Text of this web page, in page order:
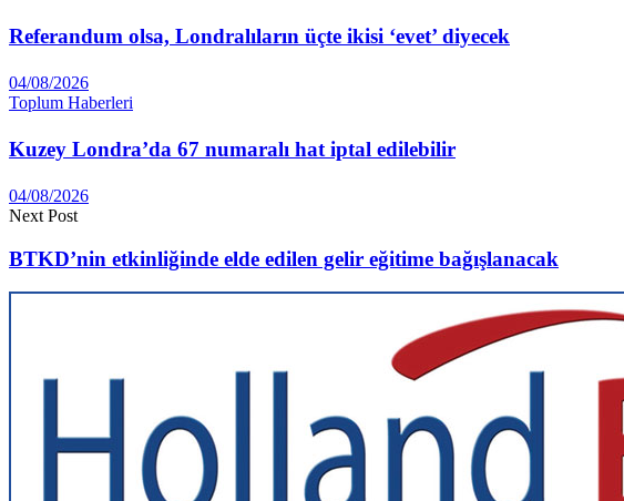
Referandum olsa, Londralıların üçte ikisi ‘evet’ diyecek
04/08/2026
Toplum Haberleri
Kuzey Londra’da 67 numaralı hat iptal edilebilir
04/08/2026
Next Post
BTKD’nin etkinliğinde elde edilen gelir eğitime bağışlanacak